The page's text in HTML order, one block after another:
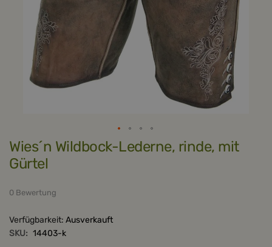
Zum
Anfang
der
Bildergalerie
Wies´n Wildbock-Lederne, rinde, mit
Gürtel
0 Bewertung
Verfügbarkeit: Ausverkauft
SKU: 14403-k